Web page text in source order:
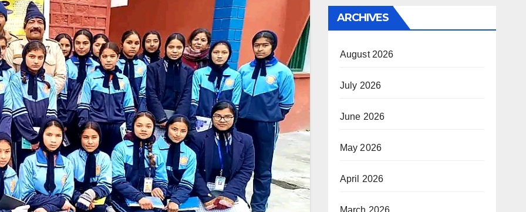
ARCHIVES
August 2026
July 2026
June 2026
May 2026
April 2026
March 2026